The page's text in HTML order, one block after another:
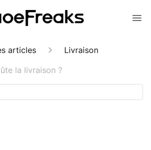
articles
Livraison
la livraison ?